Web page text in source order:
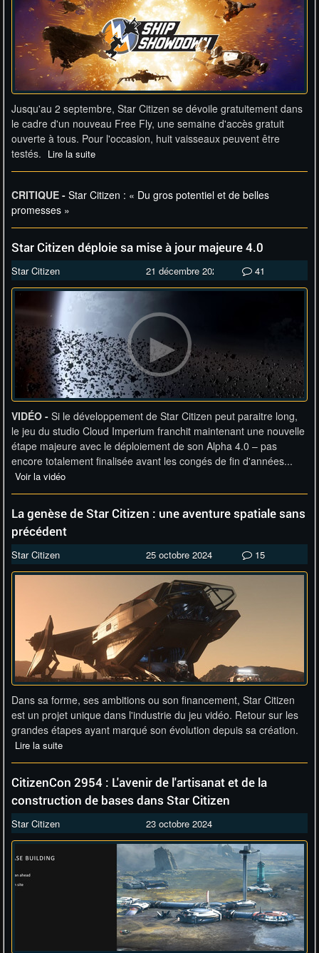
Jusqu'au 2 septembre, Star Citizen se dévoile gratuitement dans
le cadre d'un nouveau Free Fly, une semaine d'accès gratuit
ouverte à tous. Pour l'occasion, huit vaisseaux peuvent être
testés. Lire la suite
CRITIQUE - Star Citizen : « Du gros potentiel et de belles
promesses »
Star Citizen déploie sa mise à jour majeure 4.0
Star Citizen 21 décembre 2024 41
VIDÉO - Si le développement de Star Citizen peut paraitre long,
le jeu du studio Cloud Imperium franchit maintenant une nouvelle
étape majeure avec le déploiement de son Alpha 4.0 – pas
encore totalement finalisée avant les congés de fin d'années...
Voir la vidéo
La genèse de Star Citizen : une aventure spatiale sans
précédent
Star Citizen 25 octobre 2024 15
Dans sa forme, ses ambitions ou son financement, Star Citizen
est un projet unique dans l'industrie du jeu vidéo. Retour sur les
grandes étapes ayant marqué son évolution depuis sa création.
Lire la suite
CitizenCon 2954 : L'avenir de l'artisanat et de la
construction de bases dans Star Citizen
Star Citizen 23 octobre 2024